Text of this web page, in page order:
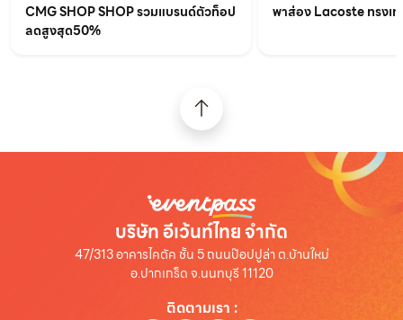
CMG SHOP SHOP รวมแบรนด์ตัวท็อป
ลดสูงสุด50%
พาส่อง Lacoste ทรงเ
บริษัท อีเว้นท์ไทย จำกัด
47/313 อาคารไคตัค ชั้น 5 ถนนป๊อปปูล่า ต.บ้านใหม่
อ.ปากเกร็ด จ.นนทบุรี 11120
ติดตามเรา :